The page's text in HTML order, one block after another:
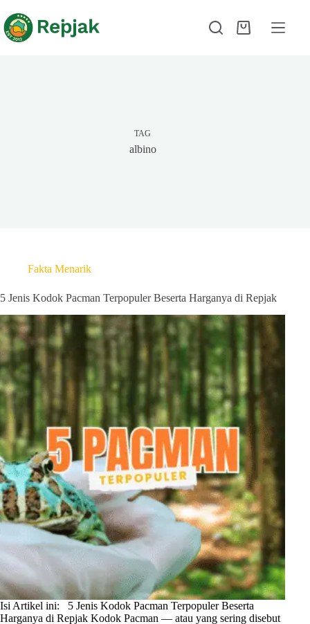
TAG
albino
Fakta Menarik
5 Jenis Kodok Pacman Terpopuler Beserta Harganya di Repjak
Isi Artikel ini: 5 Jenis Kodok Pacman Terpopuler Beserta
Harganya di Repjak Kodok Pacman — atau yang sering disebut